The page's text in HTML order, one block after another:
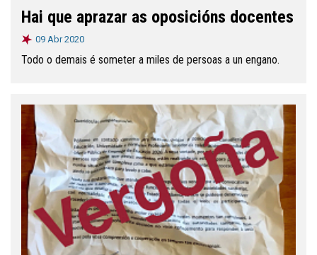
Hai que aprazar as oposicións docentes
09 Abr 2020
Todo o demais é someter a miles de persoas a un engano.